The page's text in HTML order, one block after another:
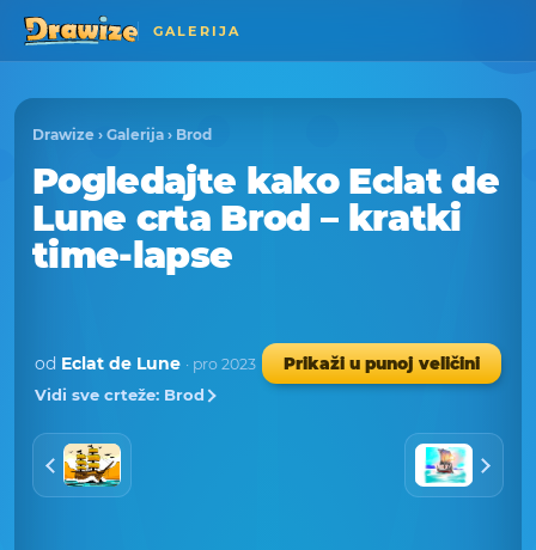
GALERIJA
Drawize › Galerija › Brod
Pogledajte kako Eclat de
Lune crta Brod – kratki
time-lapse
od Eclat de Lune · pro 2023
Prikaži u punoj veličini
Vidi sve crteže: Brod